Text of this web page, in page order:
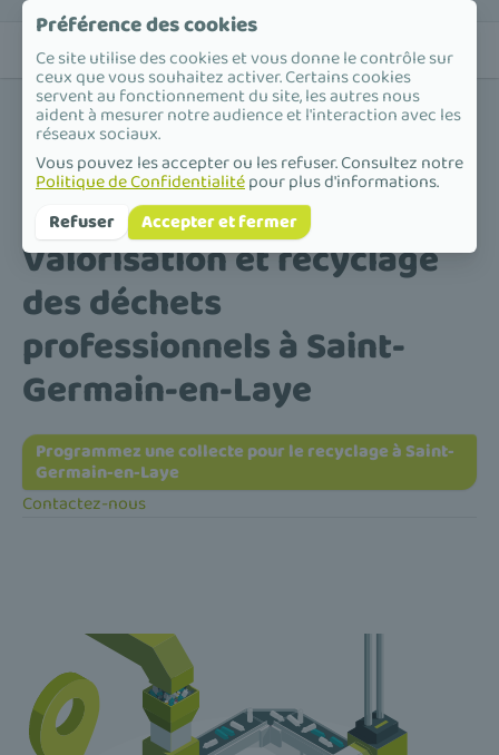
Accueil /Valorisation et recyclage des déchets professionnels /
Île-de-France / Yvelines /Saint-Germain-en-Laye
Valorisation et recyclage
des déchets
professionnels à Saint-
Germain-en-Laye
Programmez une collecte pour le recyclage à Saint-
Germain-en-Laye
Contactez-nous
Préférence des cookies
Ce site utilise des cookies et vous donne le contrôle sur
ceux que vous souhaitez activer. Certains cookies
servent au fonctionnement du site, les autres nous
aident à mesurer notre audience et l'interaction avec les
réseaux sociaux.
Vous pouvez les accepter ou les refuser. Consultez notre
Politique de Confidentialitépour plus d'informations.
Refuser
Accepter et fermer